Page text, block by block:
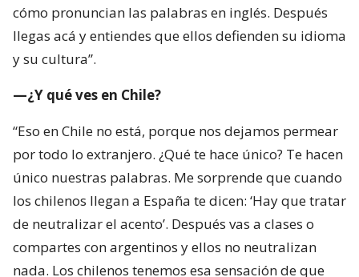
cómo pronuncian las palabras en inglés. Después
llegas acá y entiendes que ellos defienden su idioma
y su cultura”.
—¿Y qué ves en Chile?
“Eso en Chile no está, porque nos dejamos permear
por todo lo extranjero. ¿Qué te hace único? Te hacen
único nuestras palabras. Me sorprende que cuando
los chilenos llegan a España te dicen: ‘Hay que tratar
de neutralizar el acento’. Después vas a clases o
compartes con argentinos y ellos no neutralizan
nada. Los chilenos tenemos esa sensación de que